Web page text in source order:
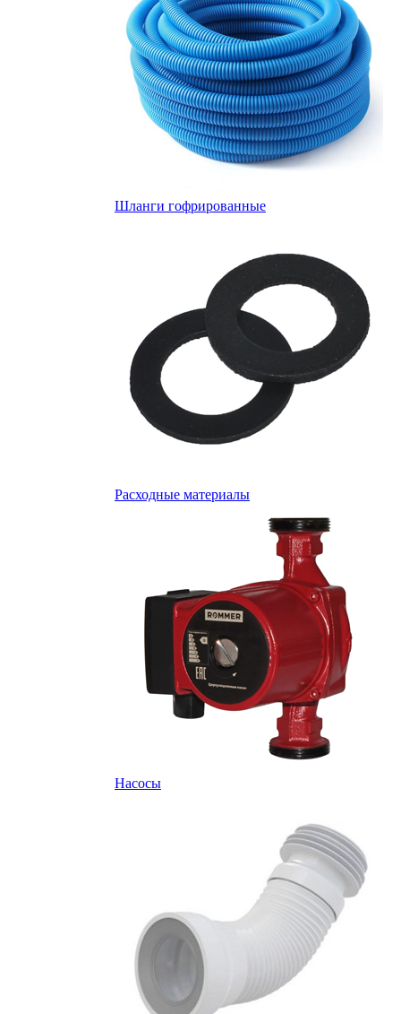
Шланги гофрированные
Расходные материалы
Насосы